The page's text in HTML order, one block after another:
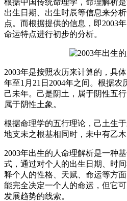
出生日期、出生时辰等信息来分
点。而根据提供的信息，即2003
命运特点进行初步的分析。
2003年是按照农历来计算的，具
年至1月21日2004年之间。根据农
己未年。己是阴土，属于阴性五
属于阴性土象。
根据命理学的五行理论，己土生
地支未之根基相同时，未中有乙
2003年出生的人命理解析是一种
式，通过对个人的出生日期、时
释个人的性格、天赋、命运等方
能完全决定一个人的命运，但它
发展趋势的线索。